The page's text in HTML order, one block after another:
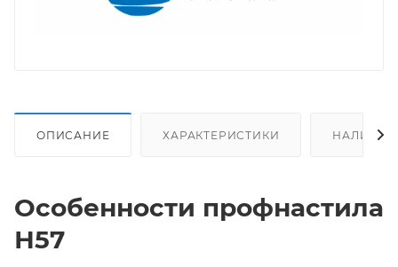
ОПИСАНИЕ ХАРАКТЕРИСТИКИ НАЛИЧИЕ
Особенности профнастила
Н57